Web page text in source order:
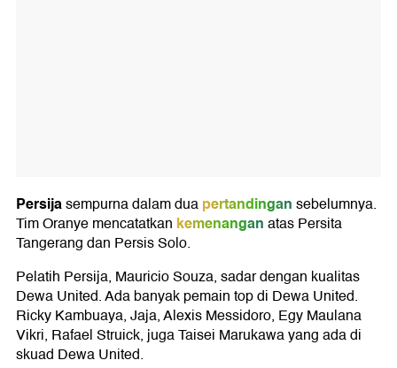
Persijasempurna dalam duapertandingansebelumnya.
Tim Oranye mencatatkan kemenanganatas Persita
Tangerang dan Persis Solo.
Pelatih Persija, Mauricio Souza, sadar dengan kualitas
Dewa United. Ada banyak pemain top di Dewa United.
Ricky Kambuaya, Jaja, Alexis Messidoro, Egy Maulana
Vikri, Rafael Struick, juga Taisei Marukawa yang ada di
skuad Dewa United.